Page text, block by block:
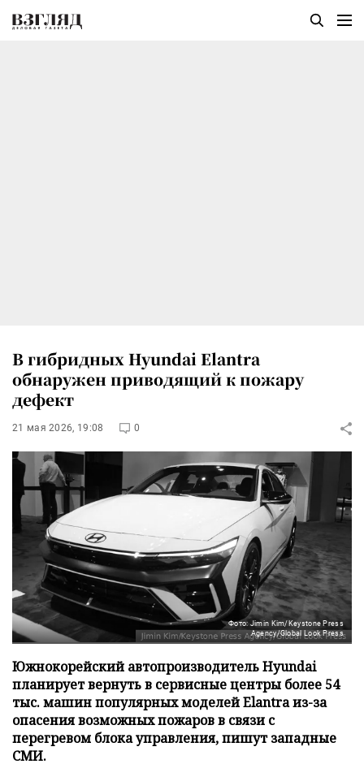
В гибридных Hyundai Elantra
обнаружен приводящий к пожару
дефект
21 мая 2026, 19:08 0
Фото: Jimin Kim/Keystone Press
Agency/Global Look Press
Южнокорейский автопроизводитель Hyundai
планирует вернуть в сервисные центры более 54
тыс. машин популярных моделей Elantra из-за
опасения возможных пожаров в связи с
перегревом блока управления, пишут западные
СМИ.